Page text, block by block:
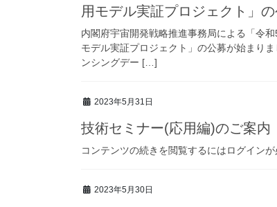
用モデル実証プロジェクト」
内閣府宇宙開発戦略推進事務局による「令
モデル実証プロジェクト」の公募が始まり
ンシングデー […]
2023年5月31日
技術セミナー(応用編)のご案内
コンテンツの続きを閲覧するにはログイン
2023年5月30日